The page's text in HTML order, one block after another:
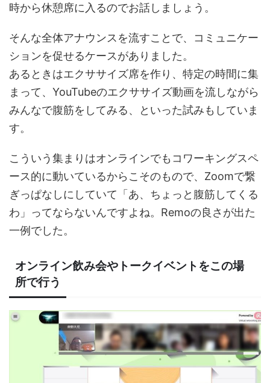
時から休憩席に入るのでお話しましょう。
そんな全体アナウンスを流すことで、コミュニケー
ションを促せるケースがありました。
あるときはエクササイズ席を作り、特定の時間に集
まって、YouTubeのエクササイズ動画を流しながら
みんなで腹筋をしてみる、といった試みもしていま
す。
こういう集まりはオンラインでもコワーキングスペ
ース的に動いているからこそのもので、Zoomで繋
ぎっぱなしにしていて「あ、ちょっと腹筋してくる
わ」ってならないんですよね。Remoの良さが出た
一例でした。
オンライン飲み会やトークイベントをこの場
所で行う